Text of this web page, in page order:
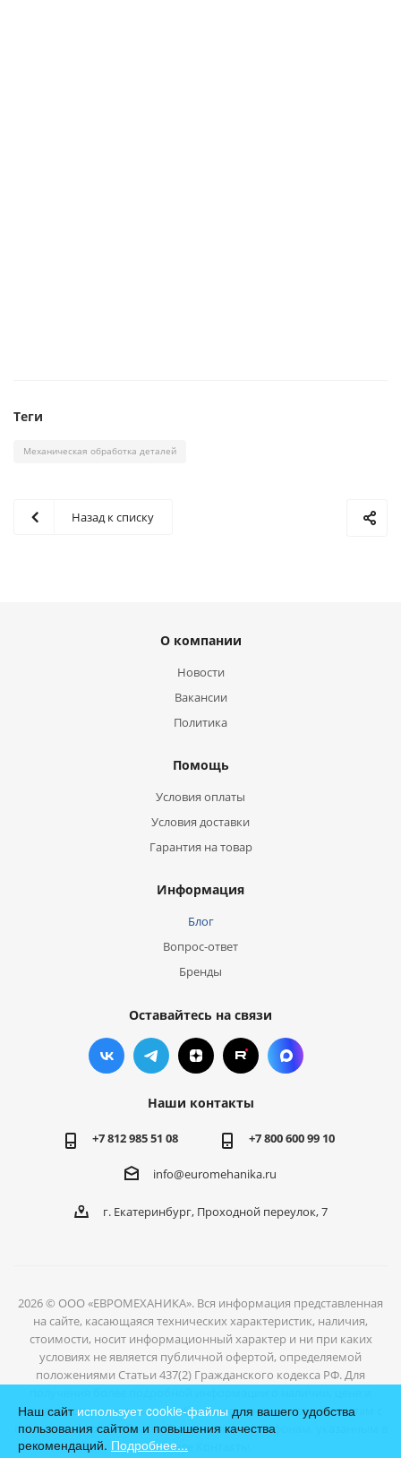
Теги
Механическая обработка деталей
Назад к списку
О компании
Новости
Вакансии
Политика
Помощь
Условия оплаты
Условия доставки
Гарантия на товар
Информация
Блог
Вопрос-ответ
Бренды
Оставайтесь на связи
Наши контакты
+7 812 985 51 08 +7 800 600 99 10
info@euromehanika.ru
г. Екатеринбург, Проходной переулок, 7
2026 © ООО «ЕВРОМЕХАНИКА». Вся информация представленная
на сайте, касающаяся технических характеристик, наличия,
стоимости, носит информационный характер и ни при каких
условиях не является публичной офертой, определяемой
положениями Статьи 437(2) Гражданского кодекса РФ. Для
условиях отгрузки товаров, обратитесь к нашим специалистам с
помощью формы обратной связи или по телефонам, указанным в
разделе Контакты.
Наш сайт использует cookie-файлы для вашего удобства
пользования сайтом и повышения качества
рекомендаций. Подробнее...